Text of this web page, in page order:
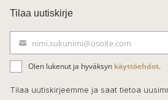
c
e
b
o
o
Tilaa uutiskirje
ä
h
k
nimi.sukunimi@osoite.com
Olen lukenut ja hyväksyn käyttöehdot.
Tilaa uutiskirjeemme ja saat tietoa